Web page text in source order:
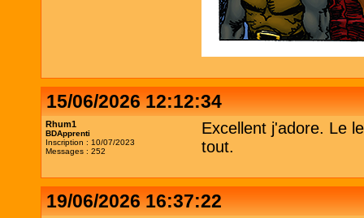
15/06/2026 12:12:34
Rhum1
BDApprenti
Inscription : 10/07/2023
Messages : 252
Excellent j'adore. Le
tout.
19/06/2026 16:37:22